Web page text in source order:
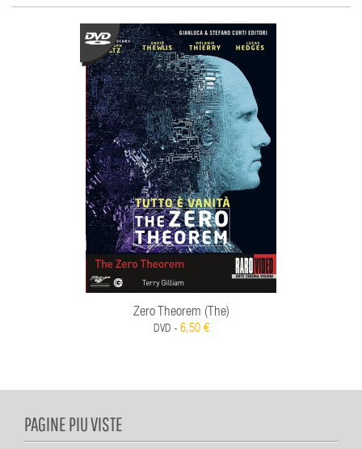
Zero Theorem (The)
DVD - 6,50 €
PAGINE PIU VISTE